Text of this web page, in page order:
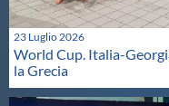
23 Luglio 2026
World Cup. Italia-
la Grecia